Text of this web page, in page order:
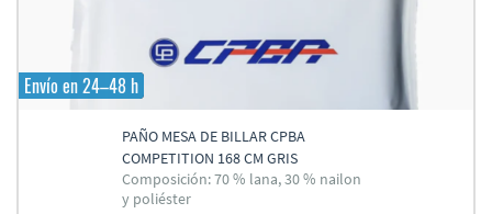
Envío en 24–48 h
PAÑO MESA DE BILLAR CPBA
COMPETITION 168 CM GRIS
Composición: 70 % lana, 30 % nailon
y poliéster